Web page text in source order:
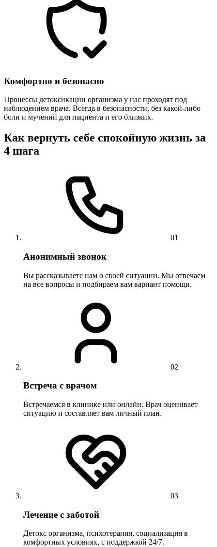
Комфортно и безопасно
Процессы детоксикации организма у нас проходят под
наблюдением врача. Всегда в безопасности, без какой-либо
боли и мучений для пациента и его близких.
Как вернуть себе спокойную жизнь за
4 шага
01
Анонимный звонок
Вы рассказываете нам о своей ситуации. Мы отвечаем
на все вопросы и подбираем вам вариант помощи.
02
Встреча с врачом
Встречаемся в клинике или онлайн. Врач оценивает
ситуацию и составляет вам личный план.
03
Лечение с заботой
Детокс организма, психотерапия, социализация в
комфортных условиях, с поддержкой 24/7.